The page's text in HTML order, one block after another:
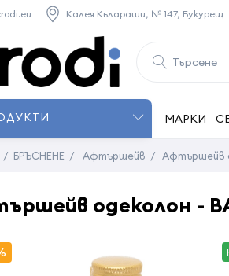
Калея Кълараши, № 147, Букурещ
МАРКИ
/ БРЪСНЕНЕ / Афтършейв / Афтършейв
одеколон -